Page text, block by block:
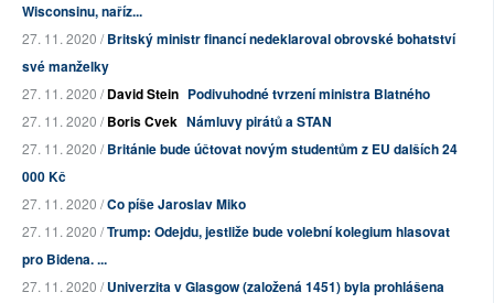
Wisconsinu, naříz...
27. 11. 2020 /Britský ministr financí nedeklaroval obrovské bohatství
své manželky
27. 11. 2020 /David Stein Podivuhodné tvrzení ministra Blatného
27. 11. 2020 /Boris Cvek Námluvy pirátů a STAN
27. 11. 2020 /Británie bude účtovat novým studentům z EU dalších 24
000 Kč
27. 11. 2020 /Co píše Jaroslav Miko
27. 11. 2020 /Trump: Odejdu, jestliže bude volební kolegium hlasovat
pro Bidena. ...
27. 11. 2020 /Univerzita v Glasgow (založená 1451) byla prohlášena